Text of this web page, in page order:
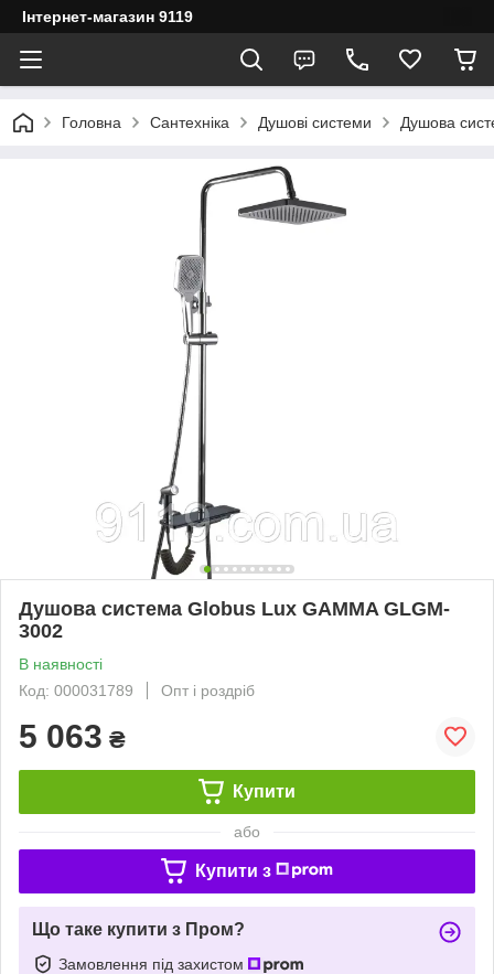
Інтернет-магазин 9119
Головна Сантехніка Душові системи Душова
Душова система Globus Lux GAMMA GLGM-
3002
В наявності
Код: 000031789
Опт і роздріб
5 063 ₴
Купити
або
Купити з
Що таке купити з Пром?
Замовлення під захистом